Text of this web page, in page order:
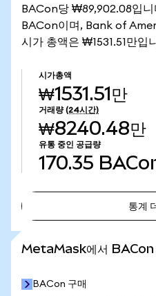
BACon당 ₩89,902.08입니
BACon이며, Bank of
시가 총액은 ₩1531.51만입
시가총액
₩1531.51만
거래량 (24시간)
₩8240.48만
유통 중인 공급량
170.35
통계
MetaMask에서 BACon
BACon 구매